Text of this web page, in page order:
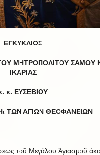
ΕΓΚΥΚΛΙΟΣ
ΜΗΤΡΟΠΟΛΙΤΟΥ ΣΑΜΟΥ
ΙΚΑΡΙΑΣ
κ. ΕΥΣΕΒΙΟΥ
ΤΩΝ ΑΓΙΩΝ ΘΕΟΦΑΝΕΙΩΝ
τοῦ Μεγάλου Ἁγιασμοῦ